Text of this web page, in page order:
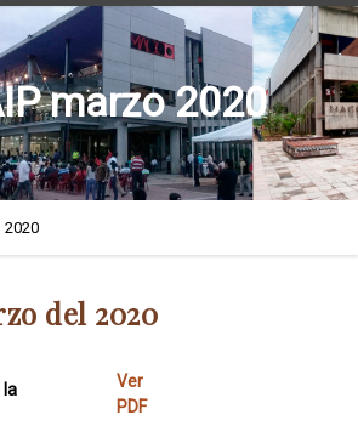
marzo 2020
2020
del 2020
la
Ver
PDF